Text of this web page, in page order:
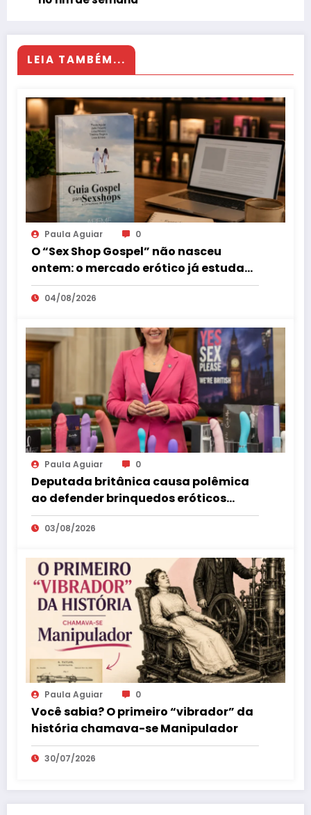
LEIA TAMBÉM...
Paula Aguiar 0
O “Sex Shop Gospel” não nasceu
ontem: o mercado erótico já estuda
esse consumidor há mais de uma
década
04/08/2026
Paula Aguiar 0
Deputada britânica causa polêmica
ao defender brinquedos eróticos
como parte da educação sexual
03/08/2026
Paula Aguiar 0
Você sabia? O primeiro “vibrador” da
história chamava-se Manipulador
30/07/2026